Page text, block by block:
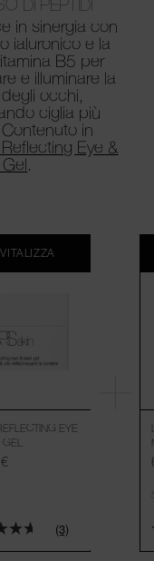
DI PEPTIDI
in sinergia con
ialuronico e la
B5 per
e illuminare la
occhi,
ciglia più
in
Eye &
.
(3)
EYE
GEL